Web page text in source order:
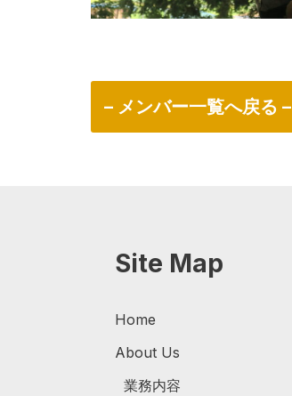
– メンバー一覧へ戻る –
Site Map
Home
About Us
業務内容